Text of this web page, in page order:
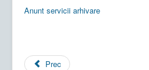
Anunt servicii arhivare
Prec